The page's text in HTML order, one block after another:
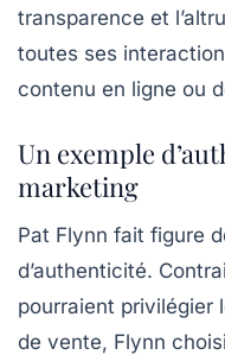
transparence et
toutes ses
contenu en ligne ou
Un exemple
marketing
Pat Flynn fait figure
d’authenticité.
pourraient privilégier
de vente, Flynn